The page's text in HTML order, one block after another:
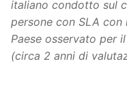
italiano condotto sul
persone con SLA con
Paese osservato per
(circa 2 anni di